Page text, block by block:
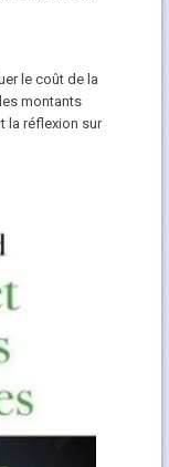
le coût de la
montants
la réflexion sur